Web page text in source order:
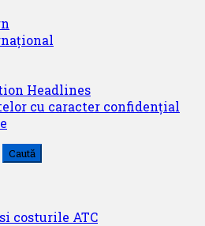
Headlines
cu caracter confidențial
costurile ATC